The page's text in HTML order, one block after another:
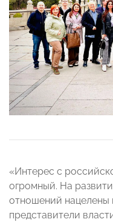
«Интерес с
огромный. На
отношений нацелены
представители